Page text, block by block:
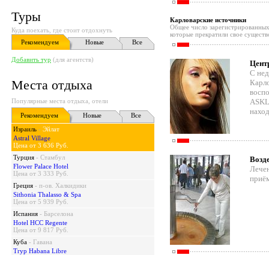
Туры
Куда поехать, где стоит отдохнуть
Рекомендуем
Новые Все
Добавить тур (для агентств)
Места отдыха
Популярные места отдыха, отели
Рекомендуем
Новые
Все
Израиль - Эйлат
Astral Village
Цена от 3 636 Руб.
Турция - Стамбул
Flower Palace Hotel
Цена от 3 333 Руб.
Греция - п-ов. Халкидики
Sithonia Thalasso & Spa
Цена от 5 939 Руб.
Испания - Барселона
Hotel HCC Regente
Цена от 9 817 Руб.
Куба - Гавана
Tryp Habana Libre
Карловарские источники
Общее число
которые прекратили свое
С